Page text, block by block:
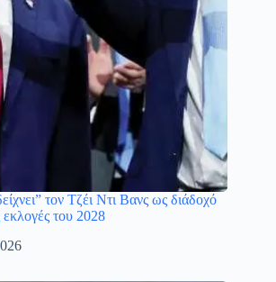
τον Τζέι Ντι Βανς ως διάδοχό
εκλογές του 2028